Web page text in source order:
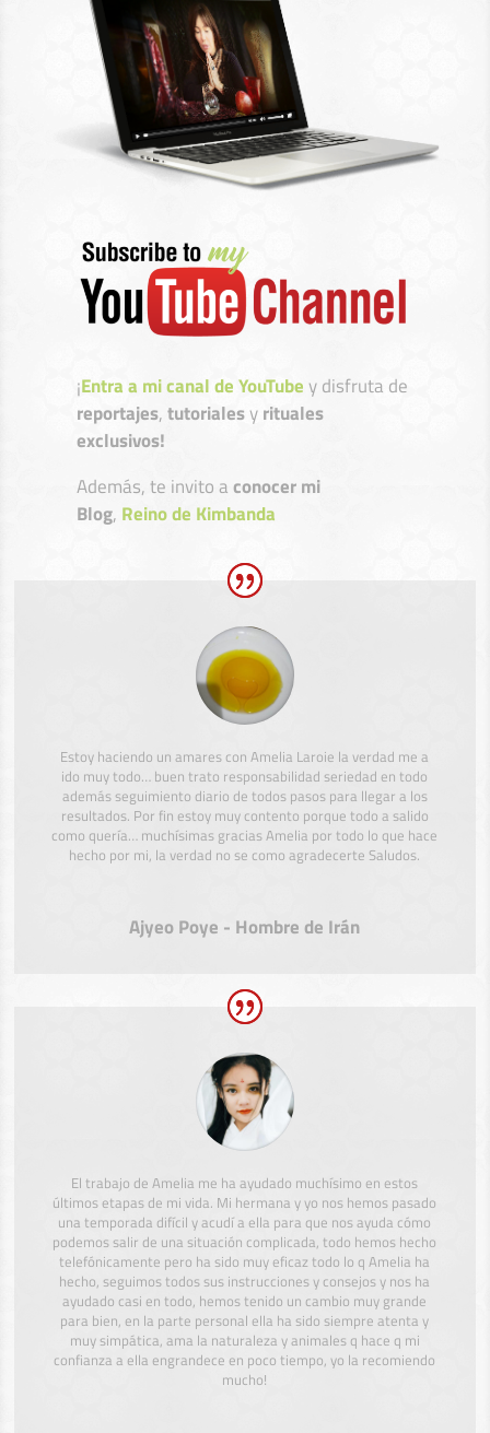
¡Entra a mi canal de YouTubey disfruta de
reportajes,tutorialesyrituales
exclusivos!
Además, te invito aconocer mi
Blog, Reino de Kimbanda
Estoy haciendo un amares con Amelia Laroie la verdad me a
ido muy todo… buen trato responsabilidad seriedad en todo
además seguimiento diario de todos pasos para llegar a los
resultados. Por fin estoy muy contento porque todo a salido
como quería… muchísimas gracias Amelia por todo lo que hace
hecho por mi, la verdad no se como agradecerte Saludos.
Ajyeo Poye - Hombre de Irán
El trabajo de Amelia me ha ayudado muchísimo en estos
últimos etapas de mi vida. Mi hermana y yo nos hemos pasado
una temporada difícil y acudí a ella para que nos ayuda cómo
podemos salir de una situación complicada, todo hemos hecho
telefónicamente pero ha sido muy eficaz todo lo q Amelia ha
hecho, seguimos todos sus instrucciones y consejos y nos ha
ayudado casi en todo, hemos tenido un cambio muy grande
para bien, en la parte personal ella ha sido siempre atenta y
muy simpática, ama la naturaleza y animales q hace q mi
confianza a ella engrandece en poco tiempo, yo la recomiendo
mucho!